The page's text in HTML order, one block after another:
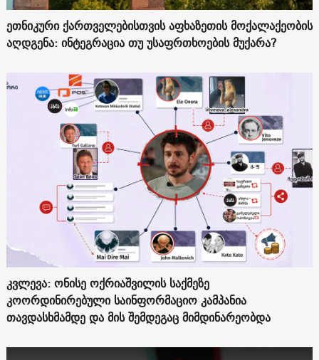
ეთნიკური ქართველებისთვის აფხაზეთის მოქალაქეობის
აღდგენა: ინტეგრაცია თუ უსაფრთხოების მუქარა?
კვლევა: ონისე ოქრიაშვილის საქმეზე
კოორდინირებული საინფორმაციო კამპანია
თავდასხმამდე და მის შემდეგაც მიმდინარეობდა